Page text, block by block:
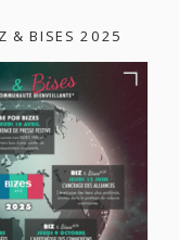
& BISES 2025